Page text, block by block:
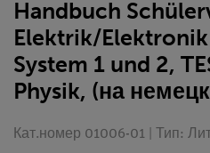
Handbuch
Elektrik/
System 1 und 2,
Physik, (на
Кат.номер 01006-01 | Тип: